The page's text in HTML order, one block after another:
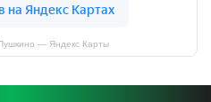
— Яндекс Карты